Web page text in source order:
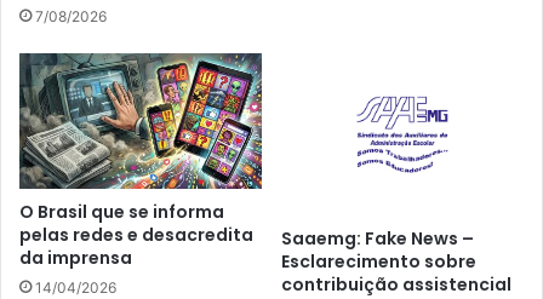
7/08/2026
O Brasil que se informa
pelas redes e desacredita
da imprensa
14/04/2026
Saaemg: Fake News –
Esclarecimento sobre
contribuição assistencial